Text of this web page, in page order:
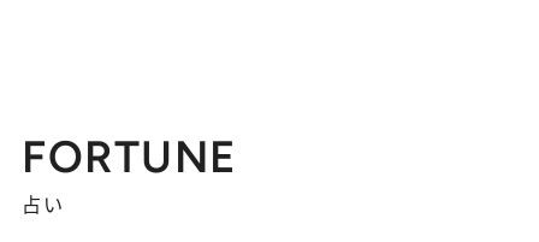
FORTUNE
占い